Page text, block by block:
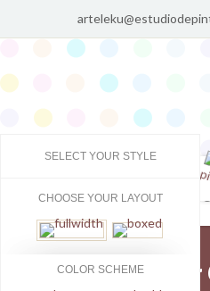
SELECT YOUR STYLE
CHOOSE YOUR LAYOUT
COLOR SCHEME
Archive For